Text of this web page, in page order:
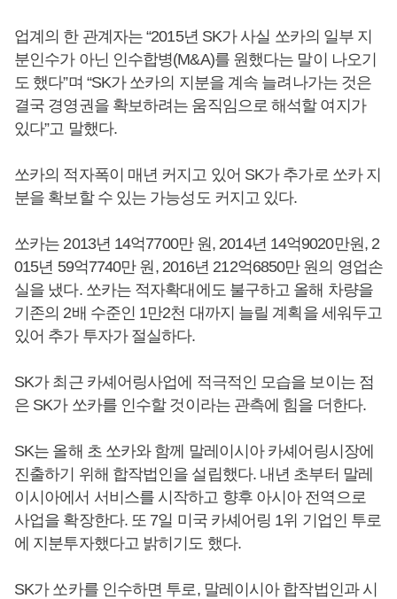
업계의 한 관계자는 “2015년 SK가 사실 쏘카의 일부 지
분인수가 아닌 인수합병(M&A)를 원했다는 말이 나오기
도 했다”며 “SK가 쏘카의 지분을 계속 늘려나가는 것은
결국 경영권을 확보하려는 움직임으로 해석할 여지가
있다”고 말했다.
쏘카의 적자폭이 매년 커지고 있어 SK가 추가로 쏘카 지
분을 확보할 수 있는 가능성도 커지고 있다.
쏘카는 2013년 14억7700만 원, 2014년 14억9020만원, 2
015년 59억7740만 원, 2016년 212억6850만 원의 영업손
실을 냈다. 쏘카는 적자확대에도 불구하고 올해 차량을
기존의 2배 수준인 1만2천 대까지 늘릴 계획을 세워두고
있어 추가 투자가 절실하다.
SK가 최근 카셰어링사업에 적극적인 모습을 보이는 점
은 SK가 쏘카를 인수할 것이라는 관측에 힘을 더한다.
SK는 올해 초 쏘카와 함께 말레이시아 카셰어링시장에
진출하기 위해 합작법인을 설립했다. 내년 초부터 말레
이시아에서 서비스를 시작하고 향후 아시아 전역으로
사업을 확장한다. 또 7일 미국 카셰어링 1위 기업인 투로
에 지분투자했다고 밝히기도 했다.
SK가 쏘카를 인수하면 투로, 말레이시아 합작법인과 시